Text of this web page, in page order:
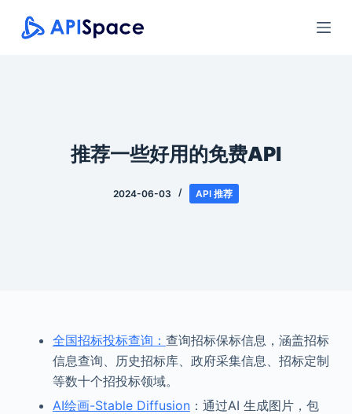
跳
过
推荐一些好用的免费API
2024-06-03 API 推荐
全国招标投标查询： 查询招标保标信息，涵盖招标
信息查询、历史招标库、政府采集信息、招标定制
等数十个招投标领域。
AI绘画-Stable Diffusion：通过AI 生成图片，包